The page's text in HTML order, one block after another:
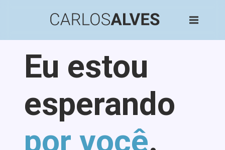
Eu estou
esperando
por você.